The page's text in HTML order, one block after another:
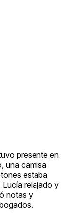
presente en
una camisa
estaba
relajado y
notas y